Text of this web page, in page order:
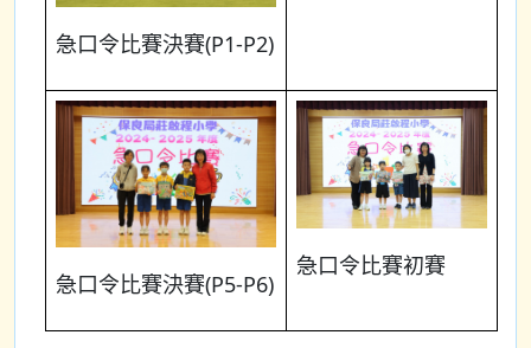
急口令比賽決賽(P1-P2)
急口令比賽決賽(P5-P6)
急口令比賽初賽